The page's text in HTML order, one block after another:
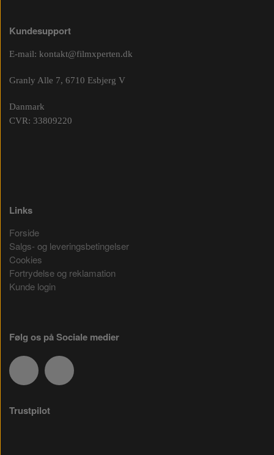
Kundesupport
E-mail: kontakt@filmxperten.dk
Granly Alle 7, 6710 Esbjerg V
Danmark
CVR: 33809220
Links
Forside
Salgs- og leveringsbetingelser
Cookies
Fortrydelse og reklamation
Kunde login
Følg os på Sociale medier
Trustpilot